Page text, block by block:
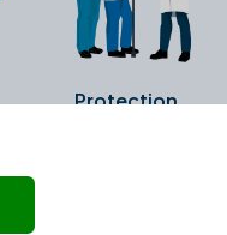
Protection